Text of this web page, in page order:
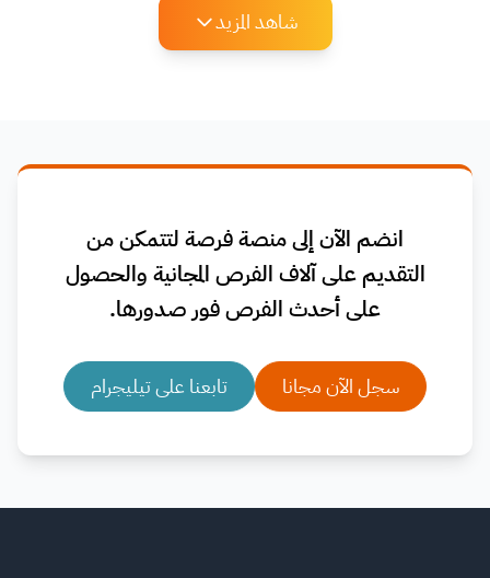
شاهد المزيد
انضم الآن إلى منصة فرصة لتتمكن من
التقديم على آلاف الفرص المجانية والحصول
على أحدث الفرص فور صدورها.
سجل الآن مجانا تابعنا على تيليجرام